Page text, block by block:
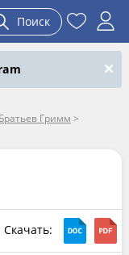
Поиск
Гримм >
Скачать: